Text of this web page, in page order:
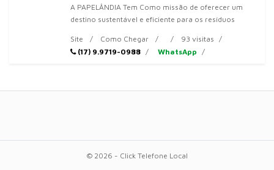
A PAPELÂNDIA Tem Como missão de oferecer um
destino sustentável e eficiente para os resíduos
Site
Como Chegar
93 visitas
(17) 9.9719-0988
WhatsApp
© 2026 - Click Telefone Local